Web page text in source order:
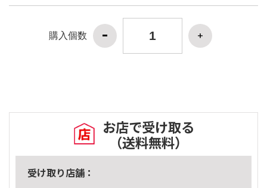
購入個数
お店で受け取る
（送料無料）
受け取り店舗：